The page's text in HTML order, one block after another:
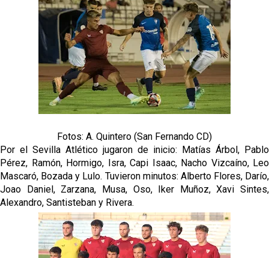
Fotos: A. Quintero (San Fernando CD)
Por el Sevilla Atlético jugaron de inicio: Matías Árbol, Pablo
Pérez, Ramón, Hormigo, Isra, Capi Isaac, Nacho Vizcaíno, Leo
Mascaró, Bozada y Lulo. Tuvieron minutos: Alberto Flores, Darío,
Joao Daniel, Zarzana, Musa, Oso, Iker Muñoz, Xavi Sintes,
Alexandro, Santisteban y Rivera.